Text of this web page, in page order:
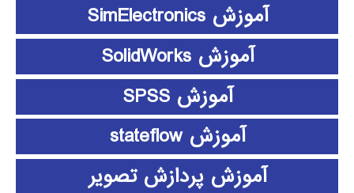
آموزش SimElectronics
آموزش SolidWorks
آموزش SPSS
آموزش stateflow
آموزش پردازش تصویر